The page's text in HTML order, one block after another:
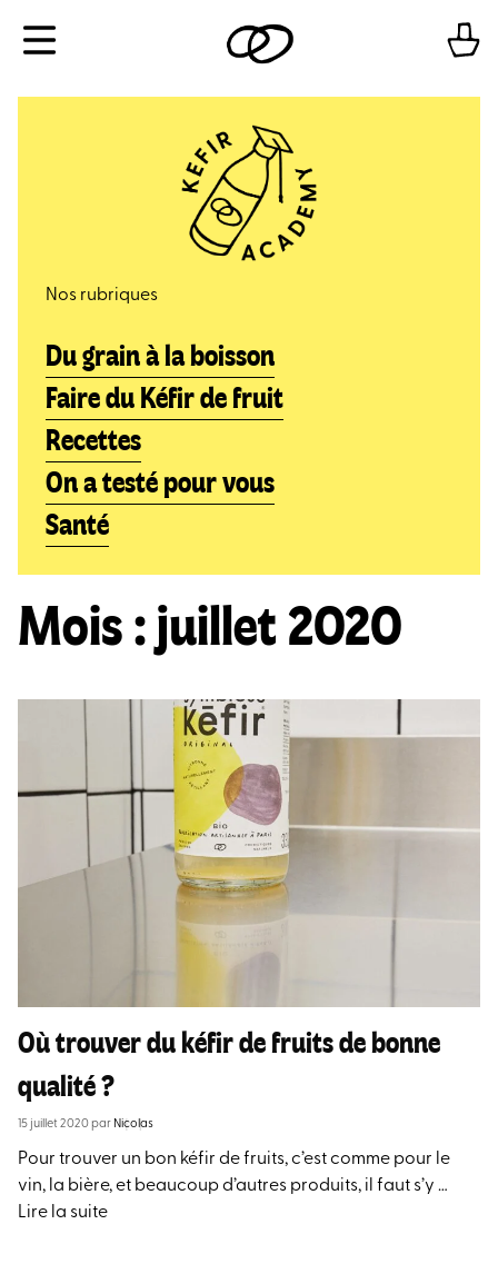
Mois :juillet 2020
Où trouver du kéfir de fruits de bonne
qualité ?
15 juillet 2020 par Nicolas
Pour trouver un bon kéfir de fruits, c’est comme pour le
vin, la bière, et beaucoup d’autres produits, il faut s’y …
Lire la suite
Nos rubriques
Du grain à la boisson
Faire du Kéfir de fruit
Recettes
On a testé pour vous
Santé